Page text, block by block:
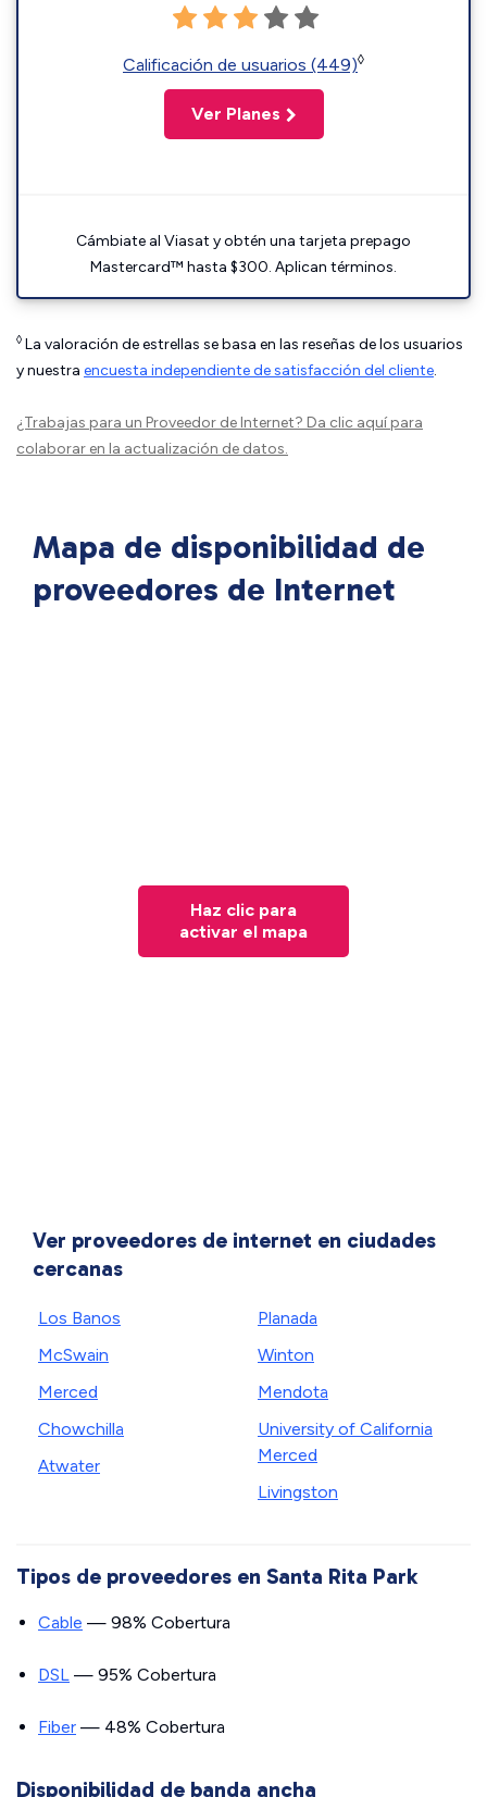
Calificación de usuarios (449)◊
Ver Planes
Cámbiate al Viasat y obtén una tarjeta prepago
Mastercard™ hasta $300. Aplican términos.
◊ La valoración de estrellas se basa en las reseñas de los usuarios
y nuestra encuesta independiente de satisfacción del cliente.
¿Trabajas para un Proveedor de Internet? Da clic aquípara
colaborar en la actualización de datos.
Mapa de disponibilidad de
proveedores de Internet
Haz clic para
activar el mapa
Ver proveedores de internet en ciudades
cercanas
Los Banos
McSwain
Merced
Chowchilla
Atwater
Planada
Winton
Mendota
University of California
Merced
Livingston
Tipos de proveedores en Santa Rita Park
Cable — 98% Cobertura
DSL — 95% Cobertura
Fiber — 48% Cobertura
Disponibilidad de banda ancha